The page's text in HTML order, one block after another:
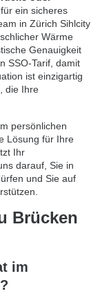
ein sicheres
in Zürich Sihlcity
Wärme
Genauigkeit
SSO-Tarif, damit
ist einzigartig
die Ihre
persönlichen
Lösung für Ihre
Ihr
darauf, Sie in
und Sie auf
Brücken
im